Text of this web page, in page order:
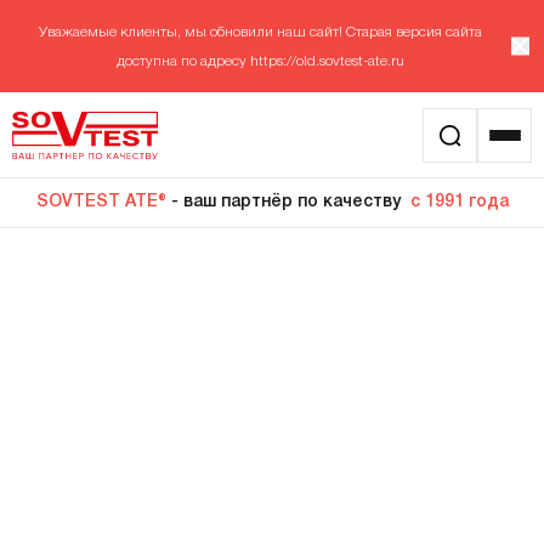
Уважаемые клиенты, мы обновили наш сайт! Старая версия сайта
доступна по адресу https://old.sovtest-ate.ru
SOVTEST ATE® - ваш партнёр по качеству с 1991 года